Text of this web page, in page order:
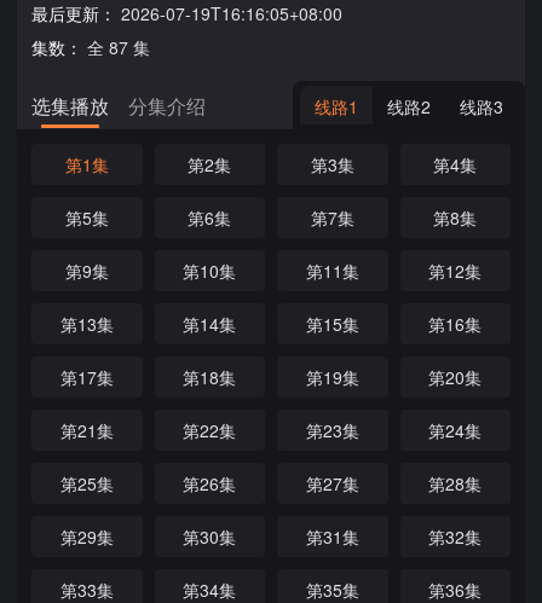
最后更新： 2026-07-19T16:16:05+08:00
集数： 全 87 集
选集播放 分集介绍 线路1 线路2 线路3
第1集 第2集 第3集 第4集
第5集 第6集 第7集 第8集
第9集 第10集 第11集 第12集
第13集 第14集 第15集 第16集
第17集 第18集 第19集 第20集
第21集 第22集 第23集 第24集
第25集 第26集 第27集 第28集
第29集 第30集 第31集 第32集
第33集 第34集 第35集 第36集